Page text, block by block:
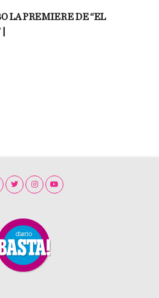
LA PREMIERE DE “EL